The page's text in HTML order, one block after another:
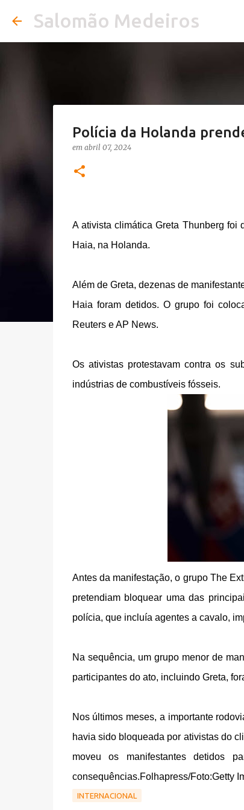
Salomão Medeiros
Polícia da Holanda
em abril 07, 2024
A ativista climática Greta Thunberg
Haia, na Holanda.
Além de Greta, dezenas de
Haia foram detidos. O grupo foi
Reuters e AP News.
Os ativistas protestavam contra os
indústrias de combustíveis fósseis.
Antes da manifestação, o grupo The
pretendiam bloquear uma das
polícia, que incluía agentes a cavalo,
Na sequência, um grupo menor de
participantes do ato, incluindo Greta,
Nos últimos meses, a importante
havia sido bloqueada por ativistas do
moveu os manifestantes detidos
consequências.Folhapress/Foto:Getty
INTERNACIONAL